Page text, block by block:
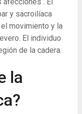
y sacroilíaca
movimiento y la
El individuo
de la cadera.
la